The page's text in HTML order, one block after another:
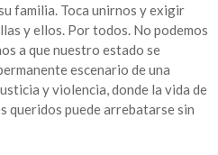
familia. Toca unirnos y exigir
y ellos. Por todos. No podemos
a que nuestro estado se
escenario de una
y violencia, donde la vida de
queridos puede arrebatarse sin